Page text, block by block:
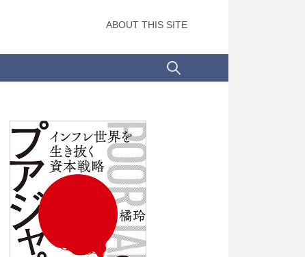
ABOUT THIS SITE
検